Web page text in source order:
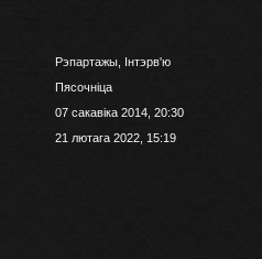
Рэпартажы Інтэрв'ю
Пясочніца
07 сакавіка 2014, 20:30
21 лютага 2022, 15:19